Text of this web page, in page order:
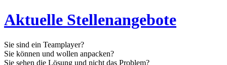
Aktuelle Stellenangebote
Sie sind ein Teamplayer?
Sie können und wollen anpacken?
Sie sehen die Lösung und nicht das Problem?